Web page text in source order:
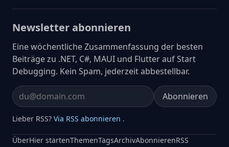
Newsletter abonnieren
Eine wöchentliche Zusammenfassung der besten
Beiträge zu .NET, C#, MAUI und Flutter auf Start
Debugging. Kein Spam, jederzeit abbestellbar.
Email address Abonnieren
Lieber RSS? Via RSS abonnieren .
ÜberHier startenThemenTagsArchivAbonnierenRSS